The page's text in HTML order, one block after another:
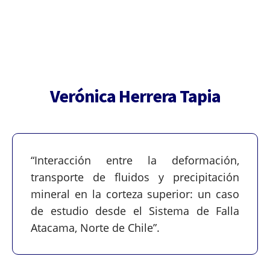
Verónica Herrera Tapia
“Interacción entre la deformación,
transporte de fluidos y precipitación
mineral en la corteza superior: un caso
de estudio desde el Sistema de Falla
Atacama, Norte de Chile”.